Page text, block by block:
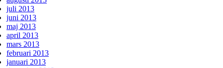
juli 2013
juni 2013
maj 2013
april 2013
mars 2013
februari 2013
januari 2013